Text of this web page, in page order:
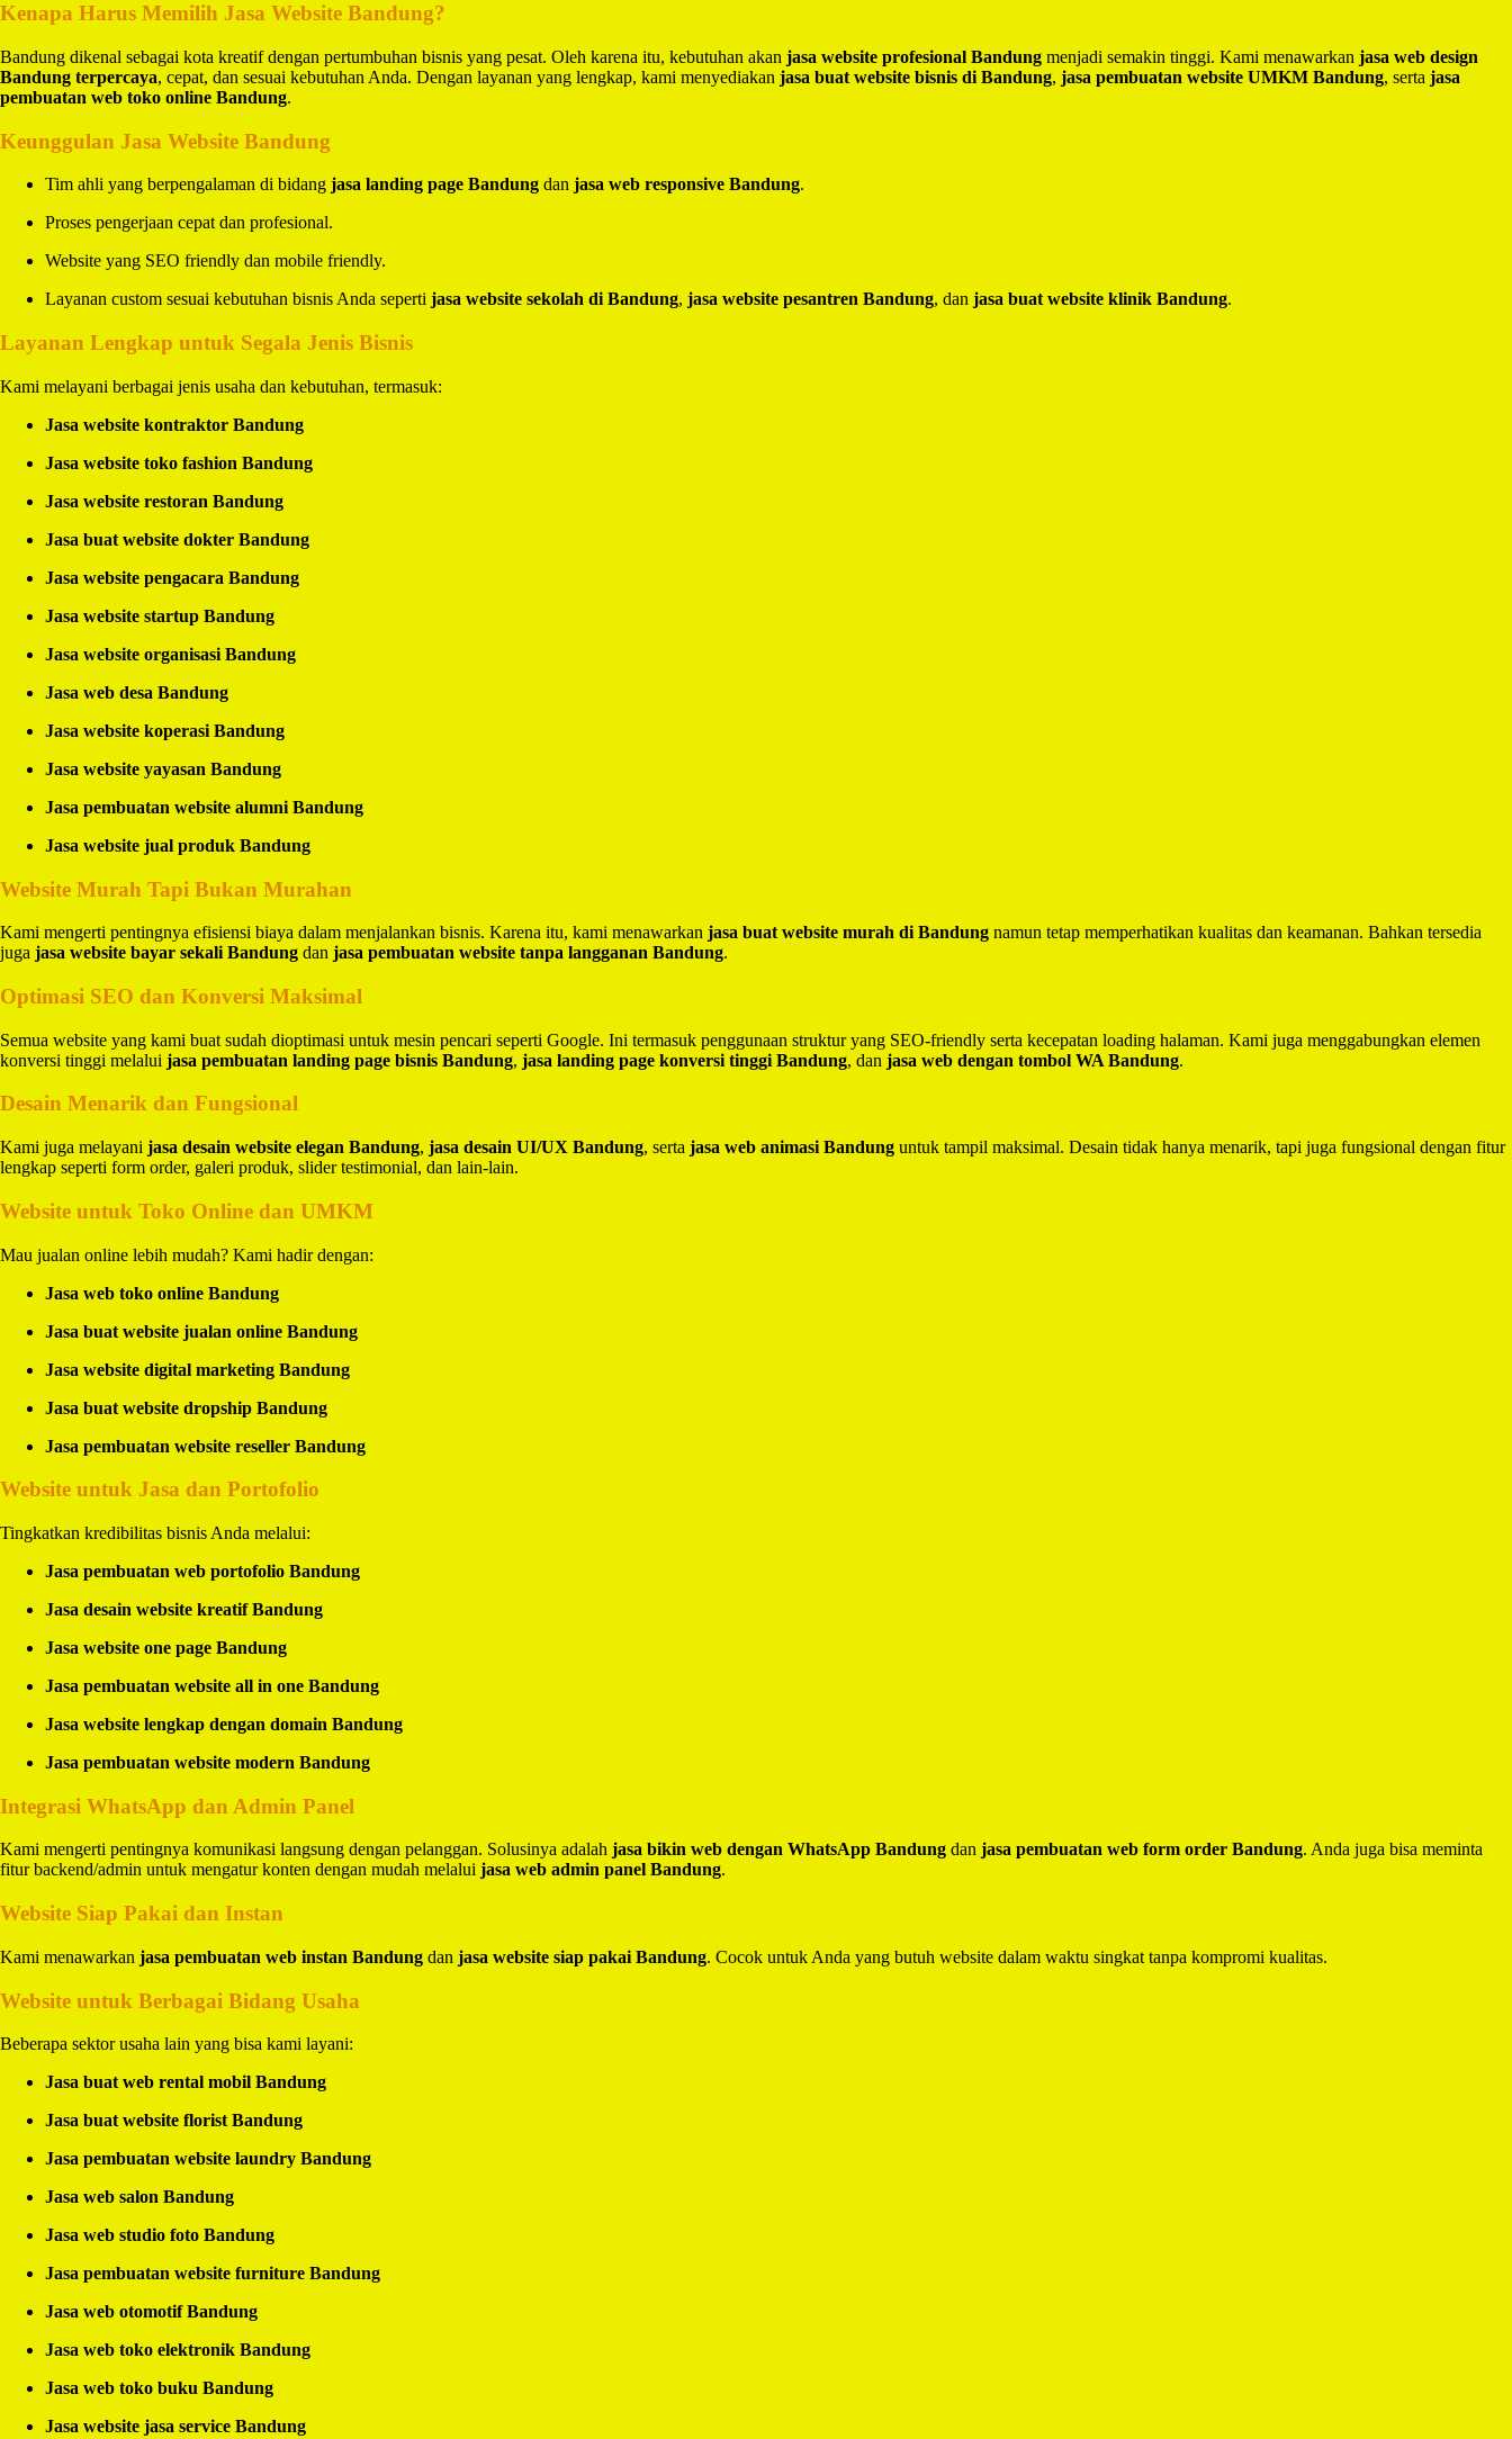
Kenapa Harus Memilih Jasa Website Bandung?
Bandung dikenal sebagai kota kreatif dengan pertumbuhan bisnis yang pesat. Oleh karena itu, kebutuhan akan jasa website profesional Bandung menjadi semakin tinggi. Kami menawarkan jasa web design
Bandung terpercaya, cepat, dan sesuai kebutuhan Anda. Dengan layanan yang lengkap, kami menyediakan jasa buat website bisnis di Bandung, jasa pembuatan website UMKM Bandung, serta jasa
pembuatan web toko online Bandung.
Keunggulan Jasa Website Bandung
Tim ahli yang berpengalaman di bidang jasa landing page Bandung dan jasa web responsive Bandung.
Proses pengerjaan cepat dan profesional.
Website yang SEO friendly dan mobile friendly.
Layanan custom sesuai kebutuhan bisnis Anda seperti jasa website sekolah di Bandung, jasa website pesantren Bandung, dan jasa buat website klinik Bandung.
Layanan Lengkap untuk Segala Jenis Bisnis
Kami melayani berbagai jenis usaha dan kebutuhan, termasuk:
Jasa website kontraktor Bandung
Jasa website toko fashion Bandung
Jasa website restoran Bandung
Jasa buat website dokter Bandung
Jasa website pengacara Bandung
Jasa website startup Bandung
Jasa website organisasi Bandung
Jasa web desa Bandung
Jasa website koperasi Bandung
Jasa website yayasan Bandung
Jasa pembuatan website alumni Bandung
Jasa website jual produk Bandung
Website Murah Tapi Bukan Murahan
Kami mengerti pentingnya efisiensi biaya dalam menjalankan bisnis. Karena itu, kami menawarkan jasa buat website murah di Bandung namun tetap memperhatikan kualitas dan keamanan. Bahkan tersedia
juga jasa website bayar sekali Bandung dan jasa pembuatan website tanpa langganan Bandung.
Optimasi SEO dan Konversi Maksimal
Semua website yang kami buat sudah dioptimasi untuk mesin pencari seperti Google. Ini termasuk penggunaan struktur yang SEO-friendly serta kecepatan loading halaman. Kami juga menggabungkan elemen
konversi tinggi melalui jasa pembuatan landing page bisnis Bandung, jasa landing page konversi tinggi Bandung, dan jasa web dengan tombol WA Bandung.
Desain Menarik dan Fungsional
Kami juga melayani jasa desain website elegan Bandung, jasa desain UI/UX Bandung, serta jasa web animasi Bandung untuk tampil maksimal. Desain tidak hanya menarik, tapi juga fungsional dengan fitur
lengkap seperti form order, galeri produk, slider testimonial, dan lain-lain.
Website untuk Toko Online dan UMKM
Mau jualan online lebih mudah? Kami hadir dengan:
Jasa web toko online Bandung
Jasa buat website jualan online Bandung
Jasa website digital marketing Bandung
Jasa buat website dropship Bandung
Jasa pembuatan website reseller Bandung
Website untuk Jasa dan Portofolio
Tingkatkan kredibilitas bisnis Anda melalui:
Jasa pembuatan web portofolio Bandung
Jasa desain website kreatif Bandung
Jasa website one page Bandung
Jasa pembuatan website all in one Bandung
Jasa website lengkap dengan domain Bandung
Jasa pembuatan website modern Bandung
Integrasi WhatsApp dan Admin Panel
Kami mengerti pentingnya komunikasi langsung dengan pelanggan. Solusinya adalah jasa bikin web dengan WhatsApp Bandung dan jasa pembuatan web form order Bandung. Anda juga bisa meminta
fitur backend/admin untuk mengatur konten dengan mudah melalui jasa web admin panel Bandung.
Website Siap Pakai dan Instan
Kami menawarkan jasa pembuatan web instan Bandung dan jasa website siap pakai Bandung. Cocok untuk Anda yang butuh website dalam waktu singkat tanpa kompromi kualitas.
Website untuk Berbagai Bidang Usaha
Beberapa sektor usaha lain yang bisa kami layani:
Jasa buat web rental mobil Bandung
Jasa buat website florist Bandung
Jasa pembuatan website laundry Bandung
Jasa web salon Bandung
Jasa web studio foto Bandung
Jasa pembuatan website furniture Bandung
Jasa web otomotif Bandung
Jasa web toko elektronik Bandung
Jasa web toko buku Bandung
Jasa website jasa service Bandung